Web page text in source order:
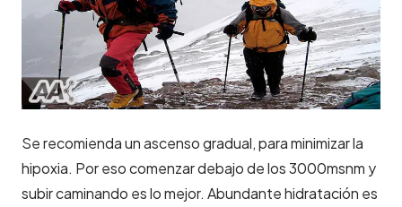
Se recomienda un ascenso gradual, para minimizar la
hipoxia. Por eso comenzar debajo de los 3000msnm y
subir caminando es lo mejor. Abundante hidratación es